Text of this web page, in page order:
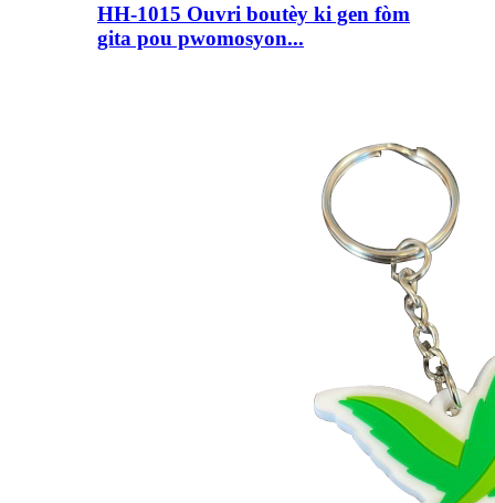
HH-1015 Ouvri boutèy ki gen fòm
gita pou pwomosyon...